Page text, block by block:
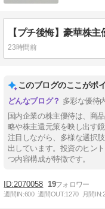
23時間前
このブログのここがポ
多彩な優待
国内企業の株主優待は、商
略や株主還元策を映し出す
注目しながら、多様な選択
出しています。投資のヒン
つ内容構成が特徴です。
2070058 19
週間IN:600 週間OUT:1270 月間IN: